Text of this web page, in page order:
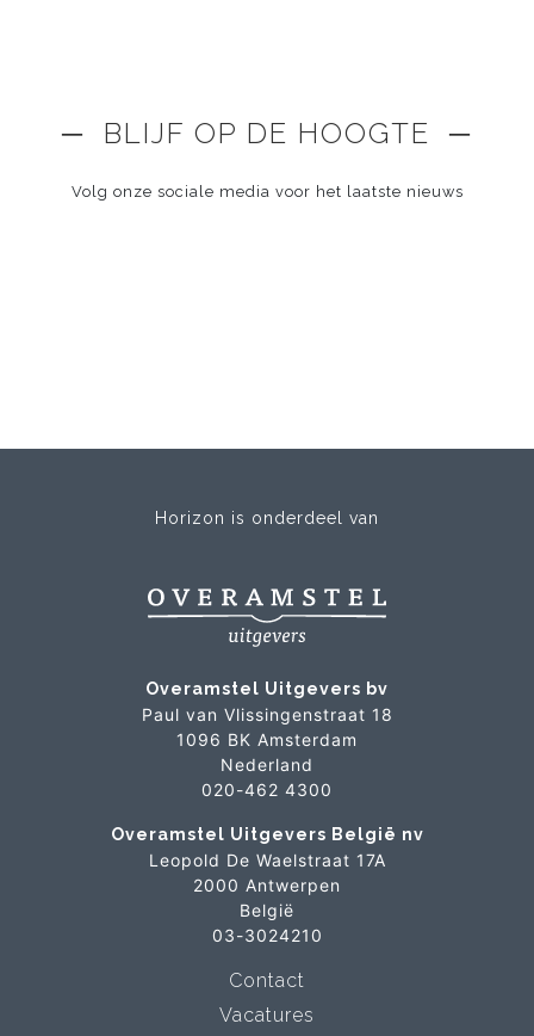
─ BLIJF OP DE HOOGTE ─
Volg onze sociale media voor het laatste nieuws
Horizon is onderdeel van
Overamstel Uitgevers bv
Paul van Vlissingenstraat 18
1096 BK Amsterdam
Nederland
020-462 4300
Overamstel Uitgevers België nv
Leopold De Waelstraat 17A
2000 Antwerpen
België
03-3024210
Contact
Vacatures